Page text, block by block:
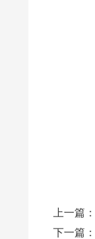
上一篇：
下一篇：